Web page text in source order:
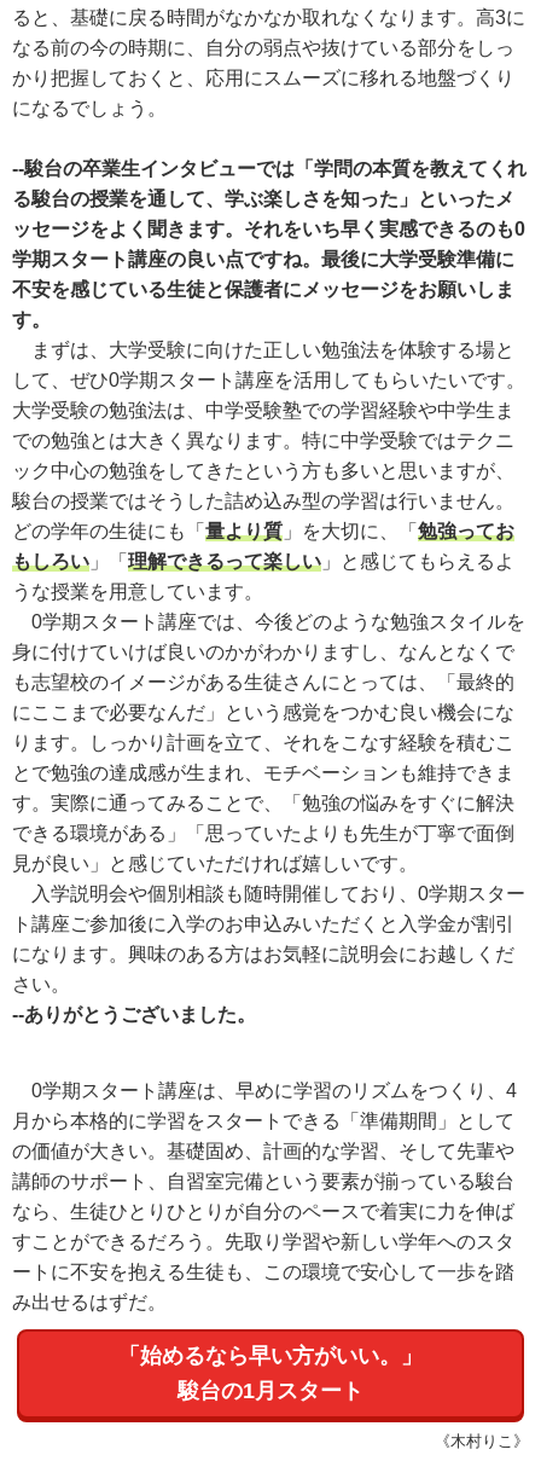
ると、基礎に戻る時間がなかなか取れなくなります。高3に
なる前の今の時期に、自分の弱点や抜けている部分をしっ
かり把握しておくと、応用にスムーズに移れる地盤づくり
になるでしょう。
--駿台の卒業生インタビューでは「学問の本質を教えてくれ
る駿台の授業を通して、学ぶ楽しさを知った」といったメ
ッセージをよく聞きます。それをいち早く実感できるのも0
学期スタート講座の良い点ですね。最後に大学受験準備に
不安を感じている生徒と保護者にメッセージをお願いしま
す。
まずは、大学受験に向けた正しい勉強法を体験する場と
して、ぜひ0学期スタート講座を活用してもらいたいです。
大学受験の勉強法は、中学受験塾での学習経験や中学生ま
での勉強とは大きく異なります。特に中学受験ではテクニ
ック中心の勉強をしてきたという方も多いと思いますが、
駿台の授業ではそうした詰め込み型の学習は行いません。
どの学年の生徒にも「 量より質 」を大切に、「 勉強ってお
もしろい 」「 理解できるって楽しい 」と感じてもらえるよ
うな授業を用意しています。
0学期スタート講座では、今後どのような勉強スタイルを
身に付けていけば良いのかがわかりますし、なんとなくで
も志望校のイメージがある生徒さんにとっては、「最終的
にここまで必要なんだ」という感覚をつかむ良い機会にな
ります。しっかり計画を立て、それをこなす経験を積むこ
とで勉強の達成感が生まれ、モチベーションも維持できま
す。実際に通ってみることで、「勉強の悩みをすぐに解決
できる環境がある」「思っていたよりも先生が丁寧で面倒
見が良い」と感じていただければ嬉しいです。
入学説明会や個別相談も随時開催しており、0学期スター
ト講座ご参加後に入学のお申込みいただくと入学金が割引
になります。興味のある方はお気軽に説明会にお越しくだ
さい。
--ありがとうございました。
0学期スタート講座は、早めに学習のリズムをつくり、4
月から本格的に学習をスタートできる「準備期間」として
の価値が大きい。基礎固め、計画的な学習、そして先輩や
講師のサポート、自習室完備という要素が揃っている駿台
なら、生徒ひとりひとりが自分のペースで着実に力を伸ば
すことができるだろう。先取り学習や新しい学年へのスタ
ートに不安を抱える生徒も、この環境で安心して一歩を踏
み出せるはずだ。
「始めるなら早い方がいい。」
駿台の1月スタート
《木村りこ》